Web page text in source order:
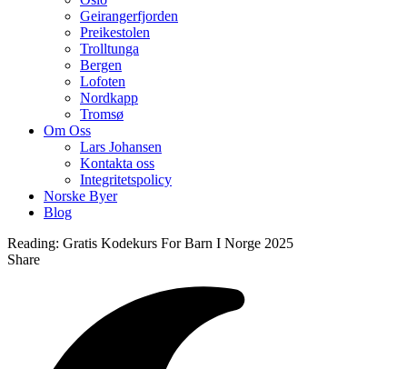
Geirangerfjorden
Preikestolen
Trolltunga
Bergen
Lofoten
Nordkapp
Tromsø
Om Oss
Lars Johansen
Kontakta oss
Integritetspolicy
Norske Byer
Blog
Reading: Gratis Kodekurs For Barn I Norge 2025
Share